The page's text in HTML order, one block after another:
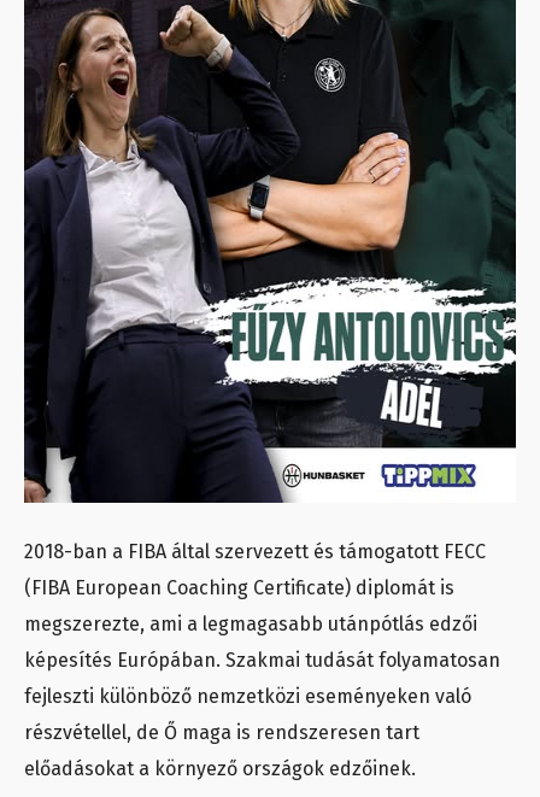
2018-ban a FIBA által szervezett és támogatott FECC
(FIBA European Coaching Certificate) diplomát is
megszerezte, ami a legmagasabb utánpótlás edzői
képesítés Európában. Szakmai tudását folyamatosan
fejleszti különböző nemzetközi eseményeken való
részvétellel, de Ő maga is rendszeresen tart
előadásokat a környező országok edzőinek.